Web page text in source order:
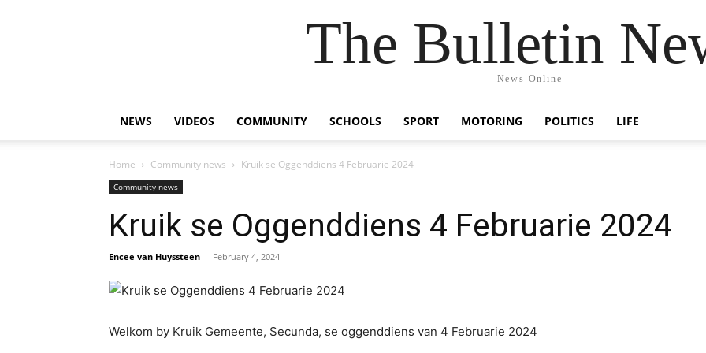
The Bulletin
News Online
NEWS VIDEOS COMMUNITY SCHOOLS SPORT MOTORING POLITICS LIFE
Home Community news Kruik se Oggenddiens 4 Februarie 2024
Community news
Kruik se Oggenddiens 4 Februarie 2024
Encee van Huyssteen - February 4, 2024
Welkom by Kruik Gemeente, Secunda, se oggenddiens van 4 Februarie 2024